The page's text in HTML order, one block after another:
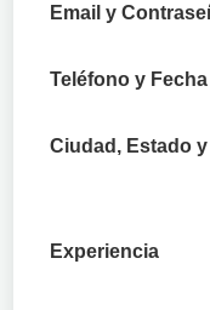
Email y
Teléfono y
Ciudad, Estado y
Experiencia